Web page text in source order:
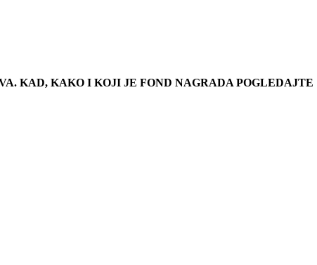
KAD, KAKO I KOJI JE FOND NAGRADA POGLEDAJTE